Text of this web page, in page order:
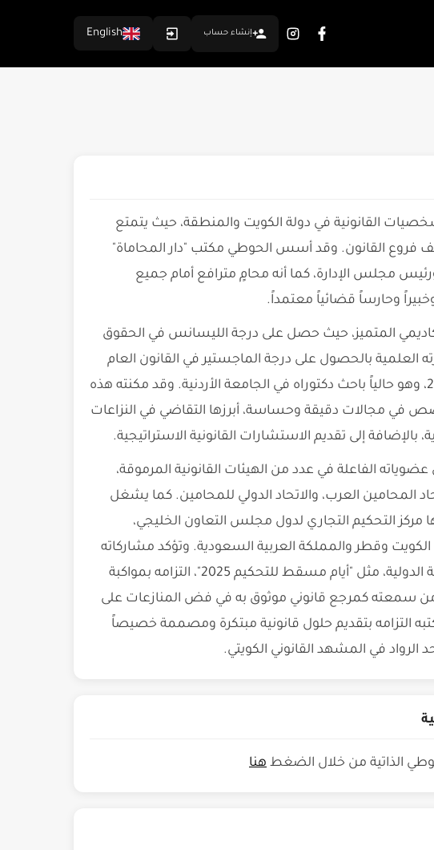
إنشاء حساب English
القانونية في دولة الكويت والمنطقة، حيث يتمتع
فروع القانون. وقد أسس الحوطي مكتب "دار المحاماة"
الإدارة، كما أنه محامٍ مترافع أمام جميع
وحارساً قضائياً معتمداً.
المتميز، حيث حصل على درجة الليسانس في الحقوق
ثم واصل مسيرته العلمية بالحصول على درجة الماجستير في القانون العام
من جامعة الشرق الأوسط في عمّان عام 2011، وهو حالياً باحث دكتوراه في الجامعة الأردنية. وقد مكنته هذه
في مجالات دقيقة وحساسة، أبرزها التقاضي في النزاعات
بالإضافة إلى تقديم الاستشارات القانونية الاستراتيجية.
الفاعلة في عدد من الهيئات القانونية المرموقة،
المحامين العرب، والاتحاد الدولي للمحامين. كما يشغل
مركز التحكيم التجاري لدول مجلس التعاون الخليجي،
الكويت وقطر والمملكة العربية السعودية. وتؤكد مشاركاته
المستمرة في المؤتمرات والملتقيات القانونية الدولية، مثل "أيام مسقط للتحكيم 2025"، التزامه بمواكبة
من سمعته كمرجع قانوني موثوق به في فض المنازعات على
التزامه بتقديم حلول قانونية مبتكرة ومصممة خصيصاً
الرواد في المشهد القانوني الكويتي.
الذاتية من خلال الضغط هنا